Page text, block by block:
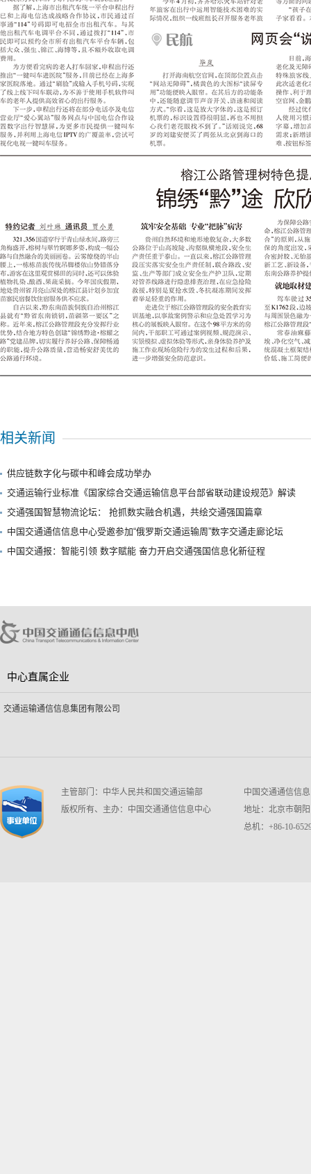
相关新闻
供应链数字化与碳中和峰会成功举办
交通运输行业标准《国家综合交通运输信息平台部省联动建设规范》解读
交通强国智慧物流论坛： 抢抓数实融合机遇，共绘交通强国篇章
中国交通通信信息中心受邀参加“俄罗斯交通运输周”数字交通走廊论坛
中国交通报：智能引领 数字赋能 奋力开启交通强国信息化新征程
中心直属企业
交通运输通信信息集团有限公司
主管部门：中华人民共和国交通运输部
版权所有、主办：中国交通通信信息中心
中国交通通信信
地址：北京市朝
总机：+86-10-